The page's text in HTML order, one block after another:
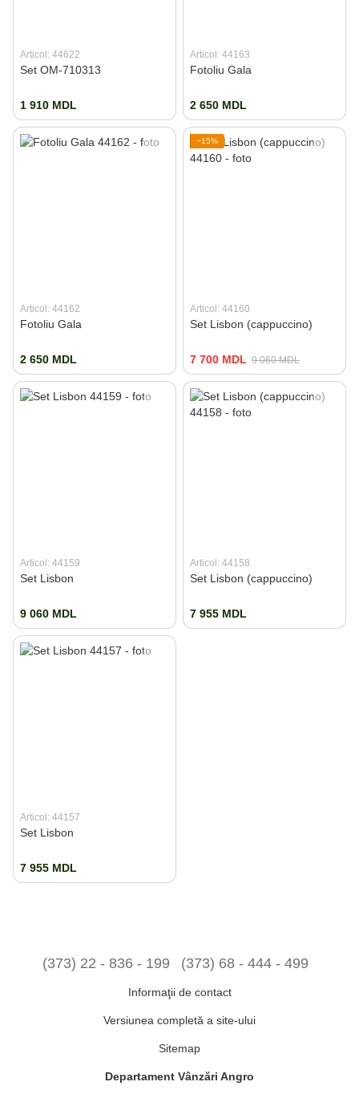
Articol: 44622
Set OM-710313
1 910 MDL
Articol: 44163
Fotoliu Gala
2 650 MDL
Articol: 44162
Fotoliu Gala
2 650 MDL
−15%
Articol: 44160
Set Lisbon (cappuccino)
7 700 MDL 9 060 MDL
Articol: 44159
Set Lisbon
9 060 MDL
Articol: 44158
Set Lisbon (cappuccino)
7 955 MDL
Articol: 44157
Set Lisbon
7 955 MDL
(373) 22 - 836 - 199 (373) 68 - 444 - 499
Informaţii de contact
Versiunea completă a site-ului
Sitemap
Departament Vânzări Angro